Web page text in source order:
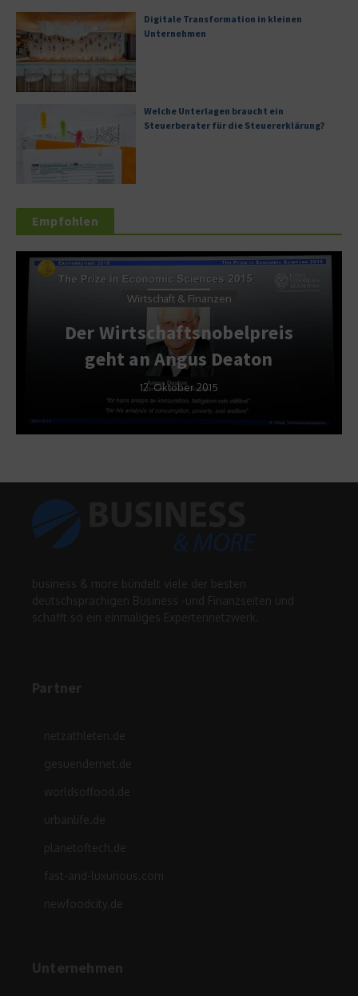
Digitale Transformation in kleinen
Unternehmen
Welche Unterlagen braucht ein
Steuerberater für die Steuererklärung?
Empfohlen
Wirtschaft & Finanzen
Muscheln, Steine
Schnecken – Kuriose
Währungen
1. September 2011
business & more bündelt viele der besten
deutschsprachigen Business -und Finanzseiten und
schafft so ein einmaliges Expertennetzwerk.
Partner
netzathleten.de
gesuendernet.de
worldsoffood.de
urbanlife.de
planetoftech.de
fast-and-luxurious.com
newfoodcity.de
Unternehmen